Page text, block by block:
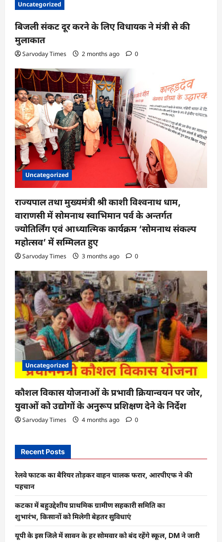
i
o
n
Uncategorized
बिजली संकट दूर करने के लिए विधायक ने मंत्री से की
मुलाकात
Sarvoday Times 2 months ago 0
Uncategorized
राज्यपाल तथा मुख्यमंत्री श्री काशी विश्वनाथ धाम,
वाराणसी में सोमनाथ स्वाभिमान पर्व के अन्तर्गत
ज्योतिर्लिंग एवं आध्यात्मिक कार्यक्रम ‘सोमनाथ संकल्प
महोत्सव’ में सम्मिलत हुए
Sarvoday Times 3 months ago 0
Uncategorized
कौशल विकास योजनाओं के प्रभावी क्रियान्वयन पर जोर,
युवाओं को उद्योगों के अनुरूप प्रशिक्षण देने के निर्देश
Sarvoday Times 4 months ago 0
Recent Posts
रेलवे फाटक का बैरियर तोड़कर वाहन चालक फरार, आरपीएफ ने की
पहचान
कटका में बहुउद्देशीय प्राथमिक ग्रामीण सहकारी समिति का
शुभारंभ, किसानों को मिलेगी बेहतर सुविधाएं
यूपी के इस जिले में सावन के हर सोमवार को बंद रहेंगे स्कूल, DM ने जारी